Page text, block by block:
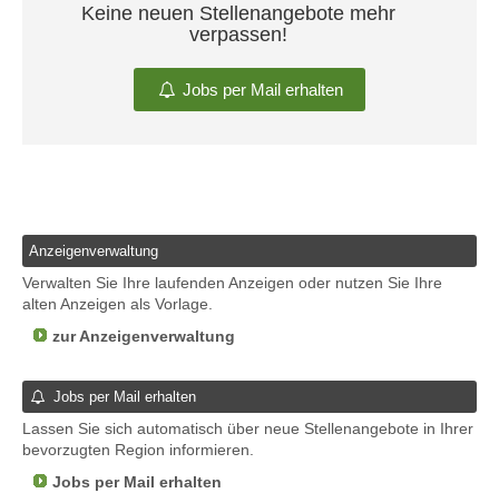
Keine neuen Stellenangebote mehr
verpassen!
Jobs per Mail erhalten
Anzeigenverwaltung
Verwalten Sie Ihre laufenden Anzeigen oder nutzen Sie Ihre
alten Anzeigen als Vorlage.
zur Anzeigenverwaltung
Jobs per Mail erhalten
Lassen Sie sich automatisch über neue Stellenangebote in Ihrer
bevorzugten Region informieren.
Jobs per Mail erhalten